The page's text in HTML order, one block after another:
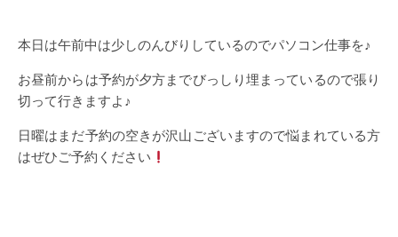
本日は午前中は少しのんびりしているのでパソコン仕事を♪
お昼前からは予約が夕方までびっしり埋まっているので張り
切って行きますよ♪
日曜はまだ予約の空きが沢山ございますので悩まれている方
はぜひご予約ください